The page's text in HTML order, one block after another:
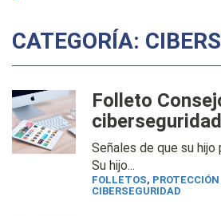
CATEGORÍA:
Folleto
Señales de que su
Su hijo...
FOLLETOS,
CIBERSEGURIDAD